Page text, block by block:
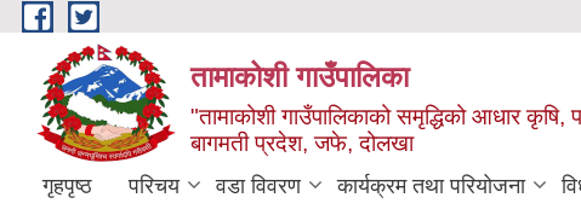
Skip to main content
तामाकोशी गाउँपालिका
"तामाकोशी गाउँपालिकाको समृद्धिको आधार कृषि,
बागमती प्रदेश, जफे, दोलखा
गृहपृष्ठ परिचय वडा विवरण कार्यक्रम तथा परियोजना